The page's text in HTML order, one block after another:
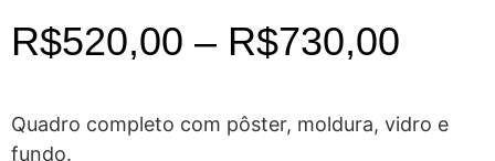
R$520,00 – R$730,00
Quadro completo com pôster, moldura, vidro e
fundo.